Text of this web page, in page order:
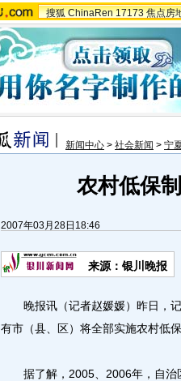
搜狐 ChinaRen 17173 焦点房
新闻中心 > 社会新闻 > 宁
农村低保
2007年03月28日18:46
来源：银川晚报
晚报讯（记者赵媛媛）昨日，记
有市（县、区）将全部实施农村低
据了解，2005、2006年，自治